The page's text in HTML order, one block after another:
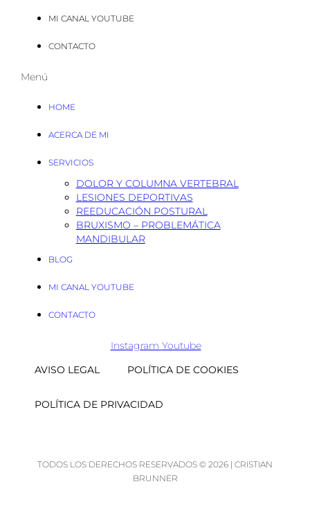
MI CANAL YOUTUBE
CONTACTO
Menú
HOME
ACERCA DE MI
SERVICIOS
DOLOR Y COLUMNA VERTEBRAL
LESIONES DEPORTIVAS
REEDUCACIÓN POSTURAL
BRUXISMO – PROBLEMÁTICA
MANDIBULAR
BLOG
MI CANAL YOUTUBE
CONTACTO
Instagram Youtube
AVISO LEGAL
POLÍTICA DE COOKIES
POLÍTICA DE PRIVACIDAD
TODOS LOS DERECHOS RESERVADOS © 2026 | CRISTIAN
BRUNNER